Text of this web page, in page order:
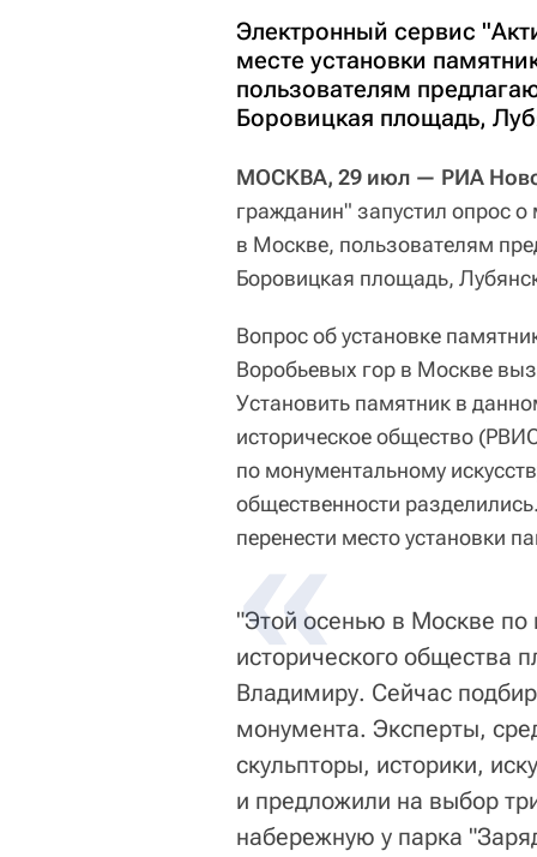
Электронный сервис
месте установки
пользователям
Боровицкая площадь,
МОСКВА, 29 июл — РИА
гражданин" запустил опрос
в Москве, пользователям
Боровицкая площадь,
Вопрос об установке
Воробьевых гор в Москве
Установить памятник в
историческое общество
по монументальному
общественности
перенести место установки
"Этой осенью в Москве по
исторического общества
Владимиру. Сейчас
монумента. Эксперты,
скульпторы, историки,
и предложили на выбор
набережную у парка